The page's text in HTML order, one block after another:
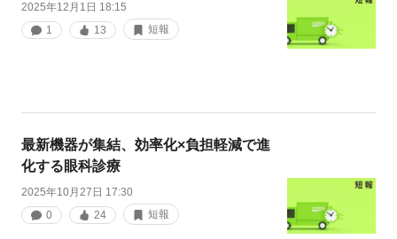
2025年12月1日 18:15
1
13 短報
最新機器が集結、効率化×負担軽減で進
化する眼科診療
2025年10月27日 17:30
0
24 短報